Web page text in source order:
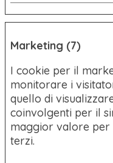
Marketing (7)
I cookie per il
monitorare i
quello di
coinvolgenti per il
maggior valore per
terzi.